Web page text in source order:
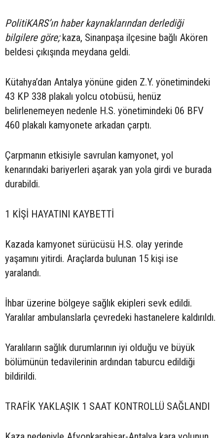
PolitiKARS’ın haber kaynaklarından derlediği
bilgilere göre;kaza, Sinanpaşa ilçesine bağlı Akören
beldesi çıkışında meydana geldi.
Kütahya’dan Antalya yönüne giden Z.Y. yönetimindeki
43 KP 338 plakalı yolcu otobüsü, henüz
belirlenemeyen nedenle H.S. yönetimindeki 06 BFV
460 plakalı kamyonete arkadan çarptı.
Çarpmanın etkisiyle savrulan kamyonet, yol
kenarındaki bariyerleri aşarak yan yola girdi ve burada
durabildi.
1 KİŞİ HAYATINI KAYBETTİ
Kazada kamyonet sürücüsü H.S. olay yerinde
yaşamını yitirdi. Araçlarda bulunan 15 kişi ise
yaralandı.
İhbar üzerine bölgeye sağlık ekipleri sevk edildi.
Yaralılar ambulanslarla çevredeki hastanelere kaldırıldı.
Yaralıların sağlık durumlarının iyi olduğu ve büyük
bölümünün tedavilerinin ardından taburcu edildiği
bildirildi.
TRAFİK YAKLAŞIK 1 SAAT KONTROLLÜ SAĞLANDI